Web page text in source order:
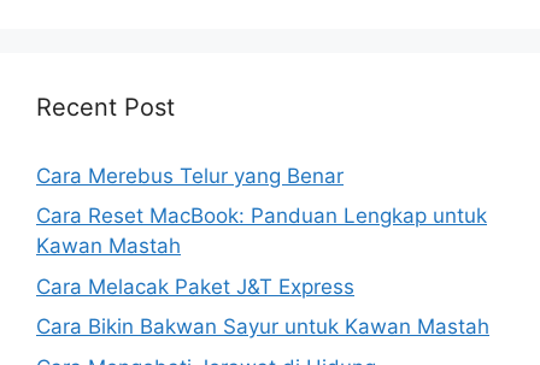
Recent Post
Cara Merebus Telur yang Benar
Cara Reset MacBook: Panduan Lengkap untuk
Kawan Mastah
Cara Melacak Paket J&T Express
Cara Bikin Bakwan Sayur untuk Kawan Mastah